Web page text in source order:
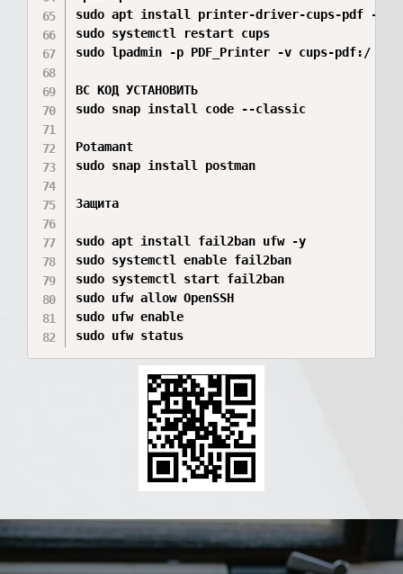
sudo apt install printer-driver-cups-pdf -y
sudo systemctl restart cups
sudo lpadmin -p PDF_Printer -v cups-pdf:/ -m
ВС КОД УСТАНОВИТЬ
sudo snap install code --classic
Potamant
sudo snap install postman
Защита
sudo apt install fail2ban ufw -y
sudo systemctl enable fail2ban
sudo systemctl start fail2ban
sudo ufw allow OpenSSH
sudo ufw enable
sudo ufw status